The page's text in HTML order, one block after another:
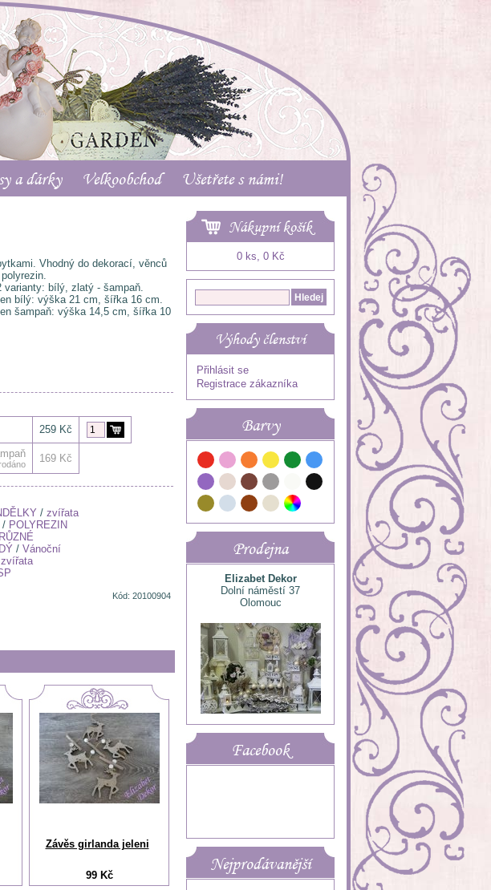
a dárky Velkoobchod Ušetřete s námi!
Vhodný do dekorací, věnců
varianty: bílý, zlatý - šampaň.
bílý: výška 21 cm, šířka 16 cm.
šampaň: výška 14,5 cm, šířka 10
259 Kč
169 Kč
/ zvířata
/ POLYREZIN
RŮZNÉ
/ Vánoční
zvířata
Kód: 20100904
Závěs girlanda jeleni
99 Kč
Nákupní košík
0 ks, 0 Kč
Výhody členství
Přihlásit se
Registrace zákazníka
Barvy
Prodejna
Elizabet Dekor
Dolní náměstí 37
Olomouc
Facebook
Nejprodávanější